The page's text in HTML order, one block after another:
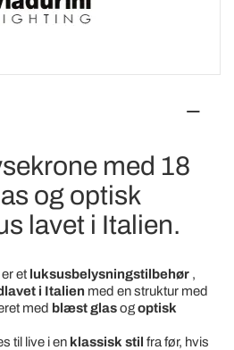
med 18
og optisk
lavet i Italien.
et luksusbelysningstilbehør,
i Italien med en struktur med
med blæst glasogoptisk
til live i en klassisk stil fra før, hvis